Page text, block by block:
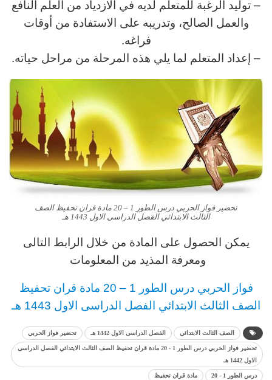
– توليد الرغبة للمتعلم لديه في الازدياد من العلم النافع
والعمل الصالح، وتدريبه على الاستفادة من أوقات
فراغه.
– إعداد المتعلم لما يلي هذه المرحلة من مراحل حياته.
تحضير فواز الحربي درس الطور 1 – 20 مادة قران تحفيظ الصف
الثالث الابتدائي الفصل الدراسى الاول 1443 هـ
يمكن الحصول على المادة من خلال الرابط التالى
ومعرفة المذيد من المعلومات
فواز الحربي درس الطور 1 – 20 مادة قران تحفيظ
الصف الثالث الابتدائي الفصل الدراسى الاول 1443 هـ
الصف الثالث الابتدائي الفصل الدراسى الاول 1442 هـ تحضير فواز الحربي
تحضير فواز الحربي درس الطور 1 - 20 مادة قران تحفيظ الصف الثالث الابتدائي الفصل الدراسى
الاول 1442 هـ
درس الطور 1 - 20 مادة قران تحفيظ